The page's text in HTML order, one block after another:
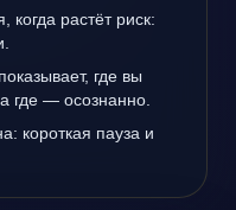
когда растёт риск:
где вы
где — осознанно.
короткая пауза и